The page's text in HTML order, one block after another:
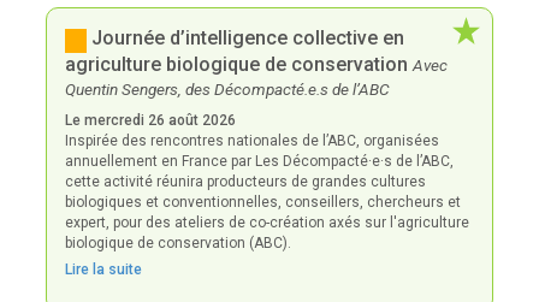
Journée d’intelligence collective en
agriculture biologique de conservation Avec
Quentin Sengers, des Décompacté.e.s de l’ABC
Le mercredi 26 août 2026
Inspirée des rencontres nationales de l’ABC, organisées
annuellement en France par Les Décompacté·e·s de l’ABC,
cette activité réunira producteurs de grandes cultures
biologiques et conventionnelles, conseillers, chercheurs et
expert, pour des ateliers de co-création axés sur l'agriculture
biologique de conservation (ABC).
Lire la suite